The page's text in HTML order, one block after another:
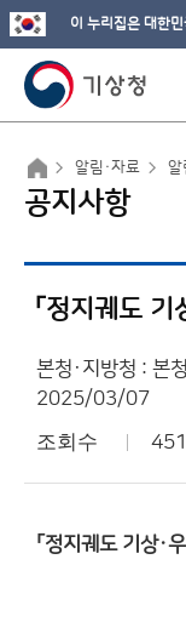
이 누리집은 대한
알림·자료 알
공지사항
본청·지방청 : 본청
2025/03/07
조회수
「정지궤도 기상·